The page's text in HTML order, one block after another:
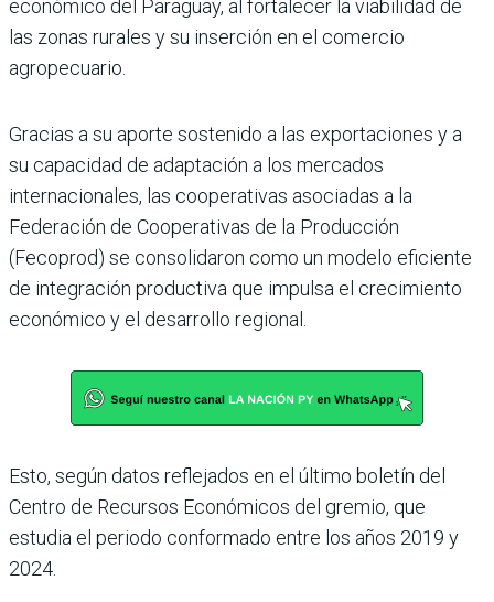
económico del Paraguay, al fortalecer la viabilidad de
las zonas rurales y su inserción en el comercio
agropecuario.
Gracias a su aporte sostenido a las exportaciones y a
su capacidad de adaptación a los mercados
internacionales, las cooperativas asociadas a la
Federación de Cooperativas de la Producción
(Fecoprod) se consolidaron como un modelo eficiente
de integración productiva que impulsa el crecimiento
económico y el desarrollo regional.
Esto, según datos reflejados en el último boletín del
Centro de Recursos Económicos del gremio, que
estudia el periodo conformado entre los años 2019 y
2024.